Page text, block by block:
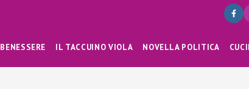
BENESSERE IL TACCUINO VIOLA NOVELLA POLITICA